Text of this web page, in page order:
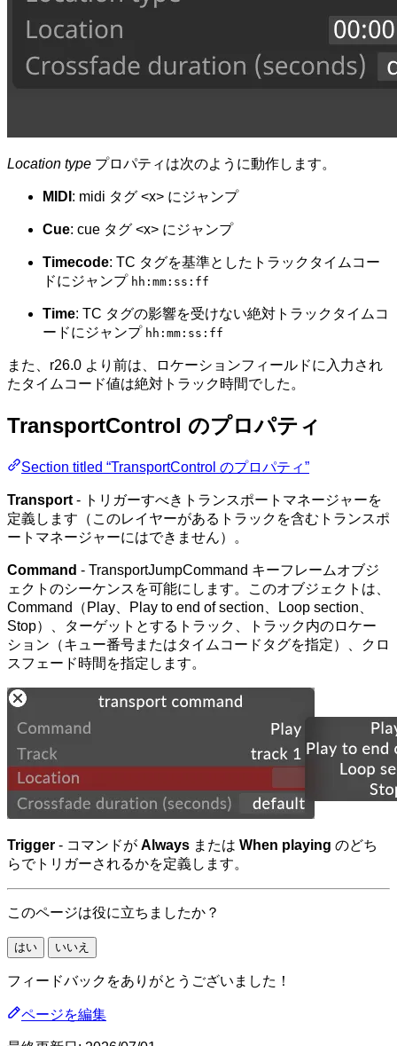
Location type プロパティは次のように動作します。
MIDI : midi タグ <x> にジャンプ
Cue: cue タグ <x> にジャンプ
Timecode: TC タグを基準としたトラックタイムコー
ドにジャンプ hh:mm:ss:ff
Time: TC タグの影響を受けない絶対トラックタイムコ
ードにジャンプ hh:mm:ss:ff
また、r26.0 より前は、ロケーションフィールドに入力され
たタイムコード値は絶対トラック時間でした。
TransportControl のプロパティ
Section titled “TransportControl のプロパティ”
Transport - トリガーすべきトランスポートマネージャーを
定義します（このレイヤーがあるトラックを含むトランスポ
ートマネージャーにはできません）。
Command - TransportJumpCommand キーフレームオブジ
ェクトのシーケンスを可能にします。このオブジェクトは、
Command（Play、Play to end of section、Loop section、
Stop）、ターゲットとするトラック、トラック内のロケー
ション（キュー番号またはタイムコードタグを指定）、クロ
スフェード時間を指定します。
Trigger - コマンドが Always または When playing のどち
らでトリガーされるかを定義します。
このページは役に立ちましたか？
はい いいえ
フィードバックをありがとうございました！
ページを編集